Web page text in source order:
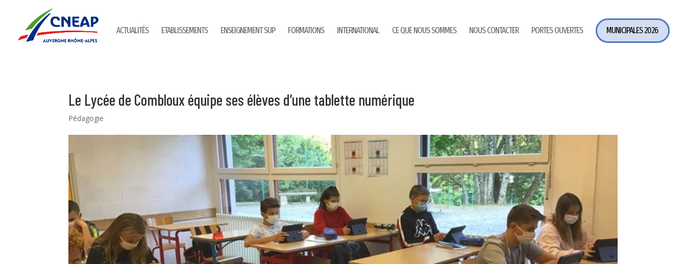
ACTUALITÉS ETABLISSEMENTS ENSEIGNEMENT SUP FORMATIONS INTERNATIONAL CE QUE NOUS SOMMES NOUS CONTACTER PORTES OUVERTES MUNICIPALES 2026
Le Lycée de Combloux équipe ses élèves d’une tablette numérique
Pédagogie